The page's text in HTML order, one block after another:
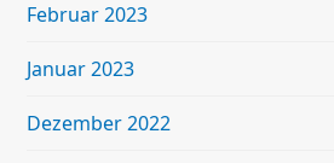
Februar 2023
Januar 2023
Dezember 2022